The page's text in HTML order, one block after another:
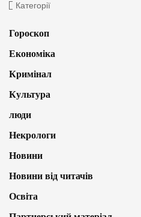
Категорії
Гороскоп
Економіка
Кримінал
Культура
люди
Некрологи
Новини
Новини від читачів
Освіта